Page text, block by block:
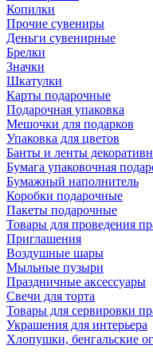
Копилки
Прочие сувениры
Деньги сувенирные
Брелки
Значки
Шкатулки
Карты подарочные
Подарочная упаковка
Мешочки для подарков
Упаковка для цветов
Банты и ленты
Бумага упаковочная
Бумажный наполнитель
Коробки подарочные
Пакеты подарочные
Товары для проведения
Приглашения
Воздушные шары
Мыльные пузыри
Праздничные аксессуары
Свечи для торта
Товары для сервировки
Украшения для интерьера
Хлопушки, бенгальские